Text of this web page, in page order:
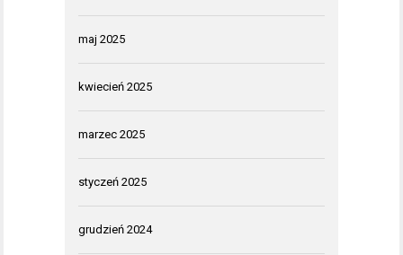
maj 2025
kwiecień 2025
marzec 2025
styczeń 2025
grudzień 2024